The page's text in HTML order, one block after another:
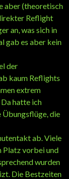
aber (theoretisch
Reflight
an, was sich in
gab es aber kein
der
kaum Reflights
extrem
hatte ich
Übungsflüge, die
ab. Viele
Platz vorbei und
wurden
Die Bestzeiten